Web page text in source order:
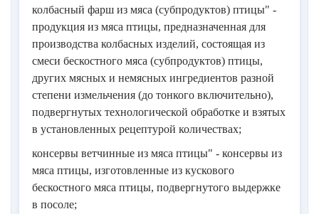
колбасный фарш из мяса (субпродуктов) птицы" -
продукция из мяса птицы, предназначенная для
производства колбасных изделий, состоящая из
смеси бескостного мяса (субпродуктов) птицы,
других мясных и немясных ингредиентов разной
степени измельчения (до тонкого включительно),
подвергнутых технологической обработке и взятых
в установленных рецептурой количествах;
консервы ветчинные из мяса птицы" - консервы из
мяса птицы, изготовленные из кускового
бескостного мяса птицы, подвергнутого выдержке
в посоле;